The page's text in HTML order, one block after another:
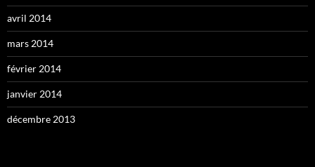
avril 2014
mars 2014
février 2014
janvier 2014
décembre 2013